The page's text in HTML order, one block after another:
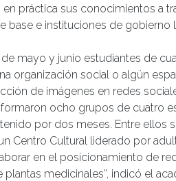
práctica sus conocimientos a
base e instituciones de gobierno
de mayo y junio estudiantes de
organización social o algún
de imágenes en redes
ocho grupos de cuatro
por dos meses. Entre ellos
Centro Cultural liderado por
en el posicionamiento de
medicinales”, indicó el